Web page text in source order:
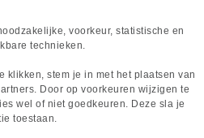
voorkeur, statistische en
technieken.
klikken, stem je in met het plaatsen van
Door op voorkeuren wijzigen te
wel of niet goedkeuren. Deze sla je
toestaan.
3.0 WIT PSU / PC VOEDING
helaas niet meer beschikbaar.
Helaas is dit product op dit
leverbaar.
ander product uit de categorie